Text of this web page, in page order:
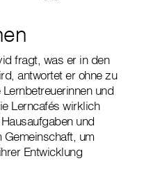
fragt, was er in den
antwortet er ohne zu
und
Lerncafés wirklich
und
um
Entwicklung